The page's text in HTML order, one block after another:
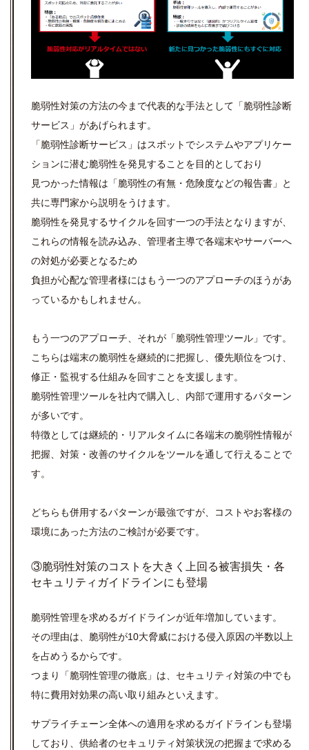
脆弱性対策の方法の今まで代表的な手法として「脆弱性診断
サービス」があげられます。
「脆弱性診断サービス」はスポットでシステムやアプリケー
ションに潜む脆弱性を発見することを目的としており
見つかった情報は「脆弱性の有無・危険度などの報告書」と
共に専門家から説明をうけます。
脆弱性を発見するサイクルを回す一つの手法となりますが、
これらの情報を読み込み、管理者主導で各端末やサーバーへ
の対処が必要となるため
負担が心配な管理者様にはもう一つのアプローチのほうがあ
っているかもしれません。
もう一つのアプローチ、それが「脆弱性管理ツール」です。
こちらは端末の脆弱性を継続的に把握し、優先順位をつけ、
修正・監視する仕組みを回すことを支援します。
脆弱性管理ツールを社内で購入し、内部で運用するパターン
が多いです。
特徴としては継続的・リアルタイムに各端末の脆弱性情報が
把握、対策・改善のサイクルをツールを通して行えることで
す。
どちらも併用するパターンが最強ですが、コストやお客様の
環境にあった方法のご検討が必要です。
③脆弱性対策のコストを大きく上回る被害損失・各
セキュリティガイドラインにも登場
脆弱性管理を求めるガイドラインが近年増加しています。
その理由は、脆弱性が10大脅威における侵入原因の半数以上
を占めうるからです。
つまり「脆弱性管理の徹底」は、セキュリティ対策の中でも
特に費用対効果の高い取り組みといえます。
サプライチェーン全体への適用を求めるガイドラインも登場
しており、供給者のセキュリティ対策状況の把握まで求める